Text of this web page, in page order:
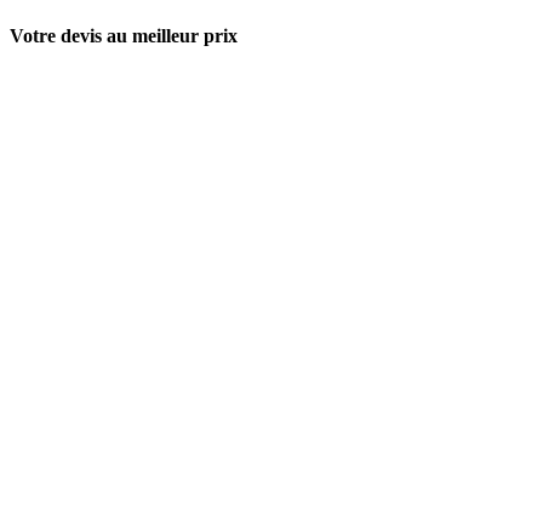
Votre devis au meilleur prix